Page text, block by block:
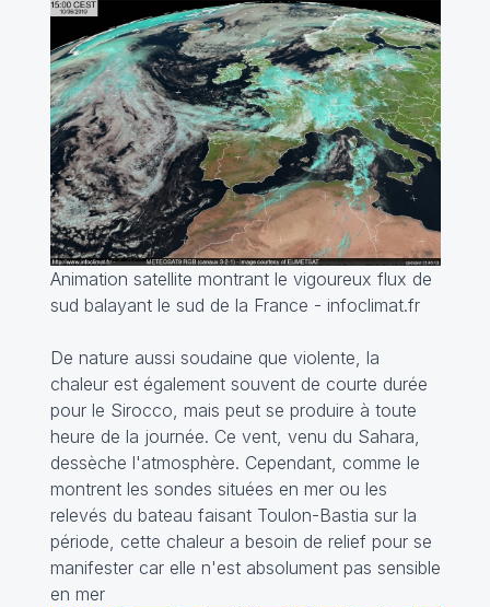
Animation satellite montrant le vigoureux flux de
sud balayant le sud de la France - infoclimat.fr
De nature aussi soudaine que violente, la
chaleur est également souvent de courte durée
pour le Sirocco, mais peut se produire à toute
heure de la journée. Ce vent, venu du Sahara,
dessèche l'atmosphère. Cependant, comme le
montrent les sondes situées en mer ou les
relevés du bateau faisant Toulon-Bastia sur la
période, cette chaleur a besoin de relief pour se
manifester car elle n'est absolument pas sensible
en mer